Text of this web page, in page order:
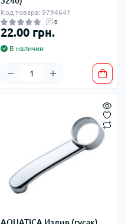
Код товара: 9794641
0
22.00 грн.
В наличии